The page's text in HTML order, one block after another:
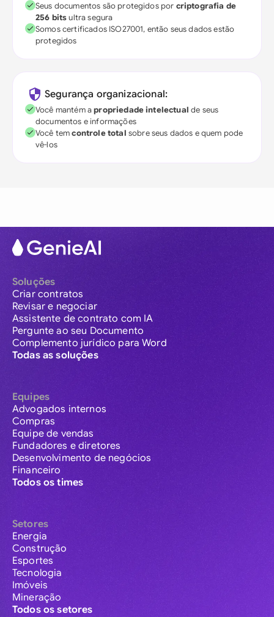
Seus documentos são protegidos por criptografia de
256 bitsultra segura
Somos certificados ISO27001, então seus dados estão
protegidos
Segurança organizacional:
Você mantém apropriedade intelectual de seus
documentos e informações
Você temcontrole total sobre seus dados e quem pode
vê-los
Soluções
Criar contratos
Revisar e negociar
Assistente de contrato com IA
Pergunte ao seu Documento
Complemento jurídico para Word
Todas as soluções
Equipes
Advogados internos
Compras
Equipe de vendas
Fundadores e diretores
Desenvolvimento de negócios
Financeiro
Todos os times
Setores
Energia
Construção
Esportes
Tecnologia
Imóveis
Mineração
Todos os setores